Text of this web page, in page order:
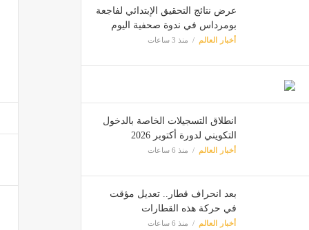
عرض نتائج التحقيق الإبتدائي لفاجعة
بومرداس في ندوة صحفية اليوم
أخبار العالم منذ 3 ساعات
انطلاق التسجيلات الخاصة بالدخول
التكويني لدورة أكتوبر 2026
أخبار العالم منذ 6 ساعات
بعد انحراف قطار.. تعديل مؤقت
في حركة هذه القطارات
أخبار العالم منذ 6 ساعات
أخبار